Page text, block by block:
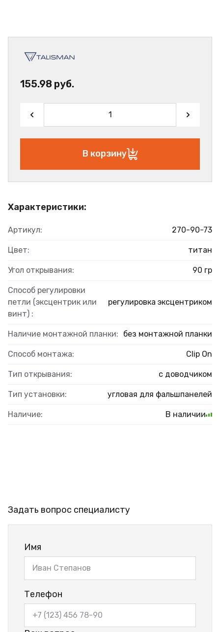
Характеристики:
Артикул: 270-90-73
Цвет: титан
Угол открывания: 90 гр
Способ регулировки
петли (эксцентрик или
винт) :
регулировка эксцентриком
Наличие монтажной планки: без монтажной планки
Способ монтажа: Clip On
Тип открывания: с доводчиком
Тип установки: угловая для фальшпанелей
Наличие: В наличии
155.98 руб.
В корзину
Задать вопрос специалисту
Имя
Телефон